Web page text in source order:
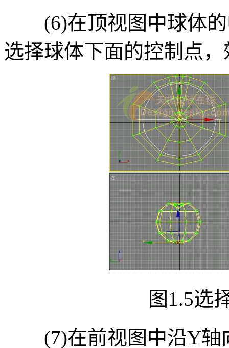
(6)在顶视图中球体的
选择球体下面的控制点
图1.5选择
(7)在前视图中沿Y轴